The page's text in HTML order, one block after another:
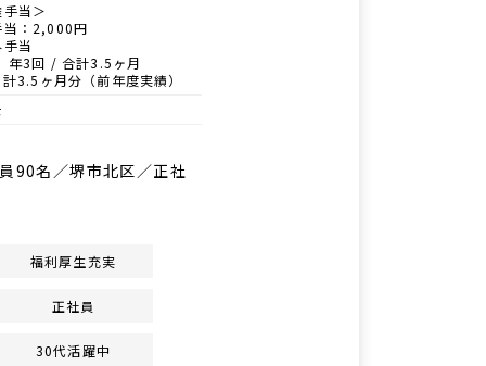
当＞
当：2,000円
当
年3回 / 合計3.5ヶ月
3.5ヶ月分（前年度実績）
90名／堺市北区／正社
福利厚生充実
正社員
30代活躍中